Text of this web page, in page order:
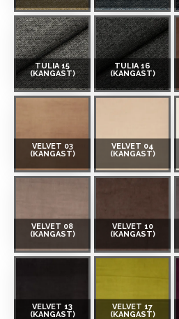
TULIA 15
(KANGAST)
TULIA 16
(KANGAST)
VELVET 03
(KANGAST)
VELVET 04
(KANGAST)
VELVET 08
(KANGAST)
VELVET 10
(KANGAST)
VELVET 13
(KANGAST)
VELVET 17
(KANGAST)